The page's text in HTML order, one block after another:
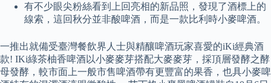
有不少眼尖粉絲看到上回亮相的新品照，發現了酒標上的
線索，這回秋分並非酸啤酒，而是一款比利時小麥啤酒。
一推出就備受臺灣餐飲界人士與精釀啤酒玩家喜愛的iKi經典酒
款! IKi綠茶柚香啤酒以小麥麥芽搭配大麥麥芽，採頂層發酵之酵
母發酵，較市面上一般市售啤酒帶有更豐富的果香，也具小麥啤